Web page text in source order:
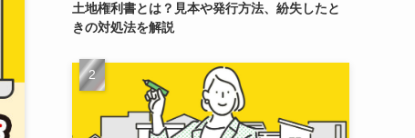
土地権利書とは？見本や発行方法、紛失したと
きの対処法を解説